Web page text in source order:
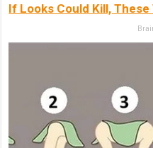
If Looks Could Kill, These